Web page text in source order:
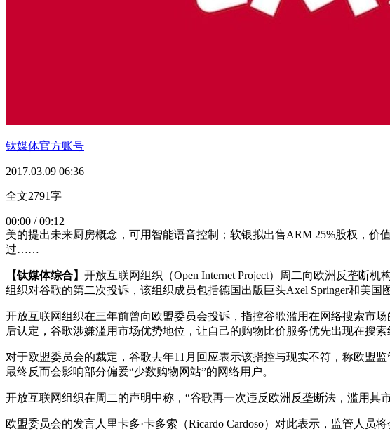
钛媒体官方账号
2017.03.09 06:36
全文2791字
00:00 / 09:12
美的提出未来厨房概念，可用智能语音控制；软银拟出售ARM 25%股权，
过……
【钛媒体综合】 开放互联网组织（Open Internet Project）周二向欧洲反垄断
组织对谷歌的第二次投诉，该组织成员包括德国出版巨头Axel Springer和美国图
开放互联网组织在三年前曾向欧盟委员会投诉，指控谷歌滥用在网络搜索市
后认定，谷歌涉嫌滥用市场优势地位，让自己的购物比价服务优先出现在搜索
对于欧盟委员会的裁定，谷歌去年11月回应表示该指控与现实不符，称欧盟
最终反而会影响部分偏爱“少数购物网站”的网络用户。
开放互联网组织在周二的声明中称，“谷歌再一次违反欧洲反垄断法，滥用
欧盟委员会的发言人里卡多·卡多索（Ricardo Cardoso）对此表示，监管人